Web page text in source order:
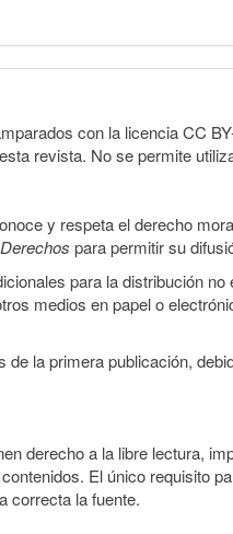
con la licencia CC
revista. No se permite
y respeta el derecho
para permitir su
para la distribución
medios en papel o
la primera publicación,
derecho a la libre lectura,
El único requisito
correcta la fuente.